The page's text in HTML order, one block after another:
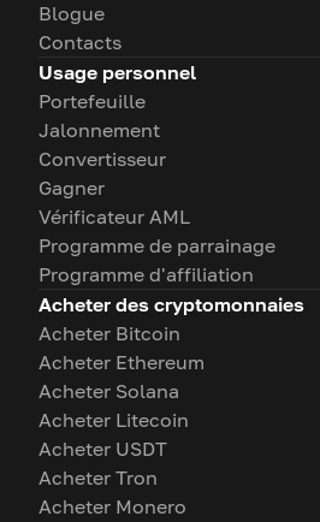
Blogue
Contacts
Usage personnel
Portefeuille
Jalonnement
Convertisseur
Gagner
Vérificateur AML
Programme de parrainage
Programme d'affiliation
Acheter des cryptomonnaies
Acheter Bitcoin
Acheter Ethereum
Acheter Solana
Acheter Litecoin
Acheter USDT
Acheter Tron
Acheter Monero